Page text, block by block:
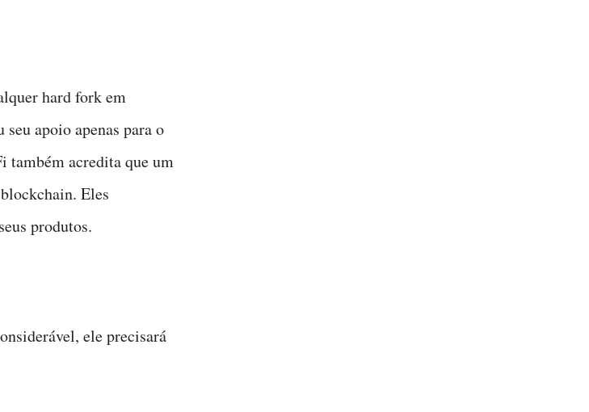
hard fork em
apoio apenas para o
também acredita que um
Eles
produtos.
ele precisará